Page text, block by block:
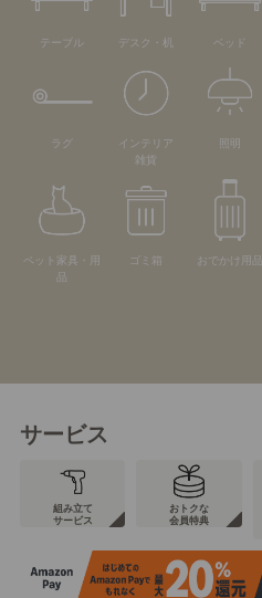
テーブル デスク・机 ベッド
ラグ
インテリア
雑貨
照明
ペット家具・用
品
ゴミ箱 おでかけ用品
サービス
組み立て
サービス
おトクな
会員特典